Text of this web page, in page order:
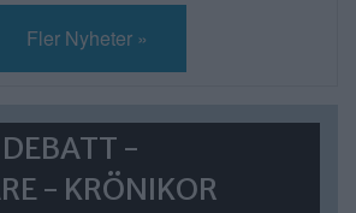
Fler Nyheter »
-
- KRÖNIKOR